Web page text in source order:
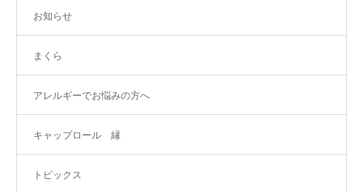
お知らせ
まくら
アレルギーでお悩みの方へ
キャップロール 縁
トピックス